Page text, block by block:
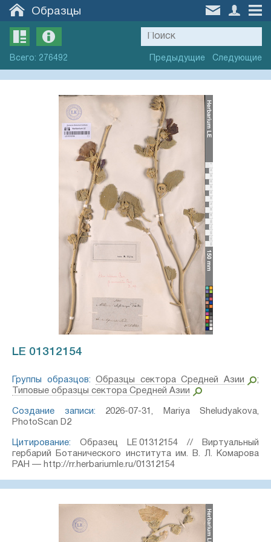
Образцы
Всего: 276492 Предыдущие Следующие
LE 01312154
Группы образцов: Образцы сектора Средней Азии
;
Типовые образцы сектора Средней Азии
Создание записи: 2026-07-31, Mariya Sheludyakova,
PhotoScan D2
Цитирование: Образец LE 01312154 // Виртуальный
гербарий Ботанического института им. В. Л. Комарова
РАН — http://rr.herbariumle.ru/01312154